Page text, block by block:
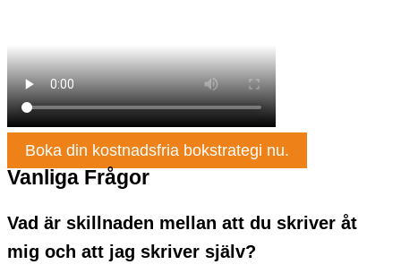
Boka din kostnadsfria bokstrategi nu.
Vanliga Frågor
Vad är skillnaden mellan att du skriver åt
mig och att jag skriver själv?